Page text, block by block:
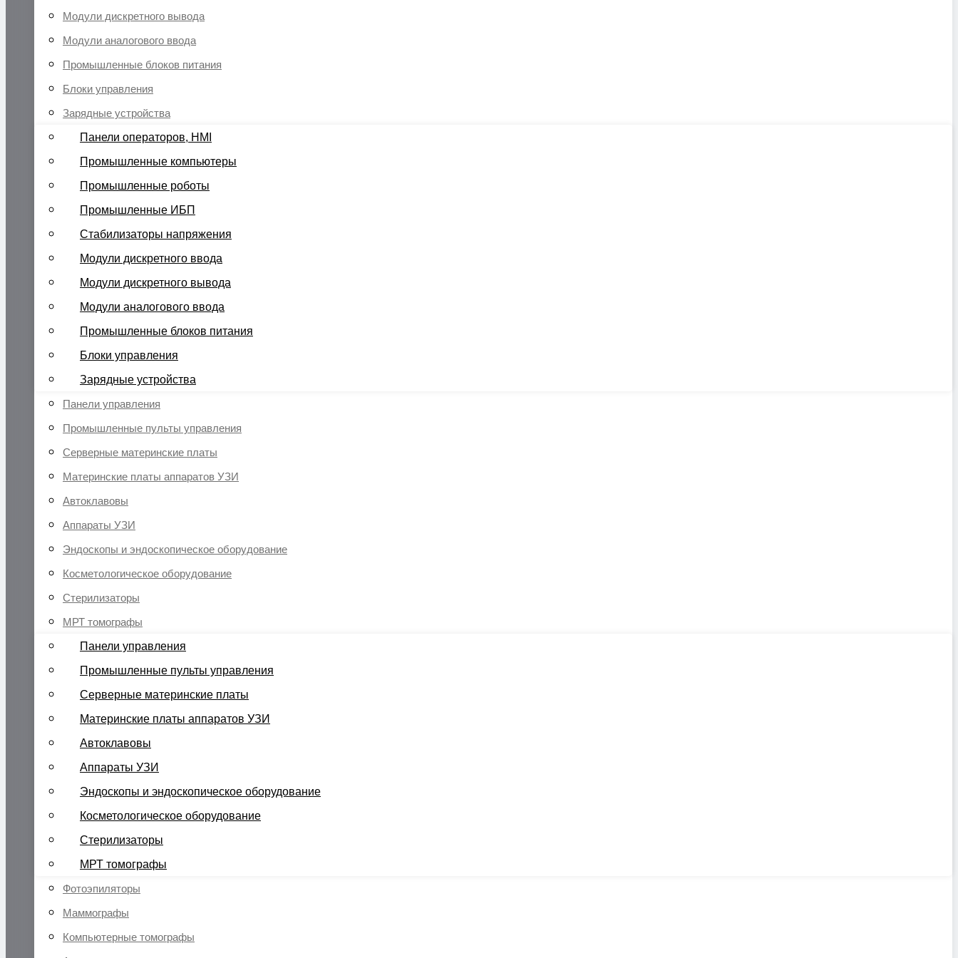
Модули дискретного вывода
Модули аналогового ввода
Промышленные блоков питания
Блоки управления
Зарядные устройства
Панели операторов, HMI
Промышленные компьютеры
Промышленные роботы
Промышленные ИБП
Стабилизаторы напряжения
Модули дискретного ввода
Модули дискретного вывода
Модули аналогового ввода
Промышленные блоков питания
Блоки управления
Зарядные устройства
Панели управления
Промышленные пульты управления
Серверные материнские платы
Материнские платы аппаратов УЗИ
Автоклавовы
Аппараты УЗИ
Эндоскопы и эндоскопическое оборудование
Косметологическое оборудование
Стерилизаторы
МРТ томографы
Панели управления
Промышленные пульты управления
Серверные материнские платы
Материнские платы аппаратов УЗИ
Автоклавовы
Аппараты УЗИ
Эндоскопы и эндоскопическое оборудование
Косметологическое оборудование
Стерилизаторы
МРТ томографы
Фотоэпиляторы
Маммографы
Компьютерные томографы